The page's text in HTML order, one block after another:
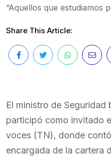
“Aquellos que estudiamos
Share This Article:
El ministro de Seguridad
participó como invitado
voces (TN), donde
encargada de la cartera